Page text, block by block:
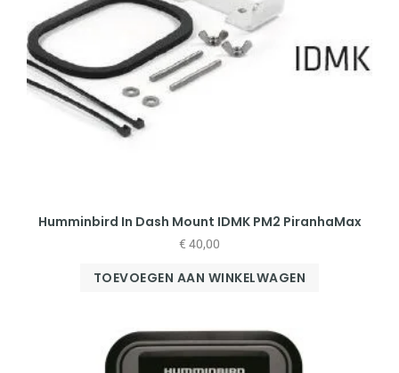
Humminbird In Dash Mount IDMK PM2 PiranhaMax
€ 40,00
TOEVOEGEN AAN WINKELWAGEN